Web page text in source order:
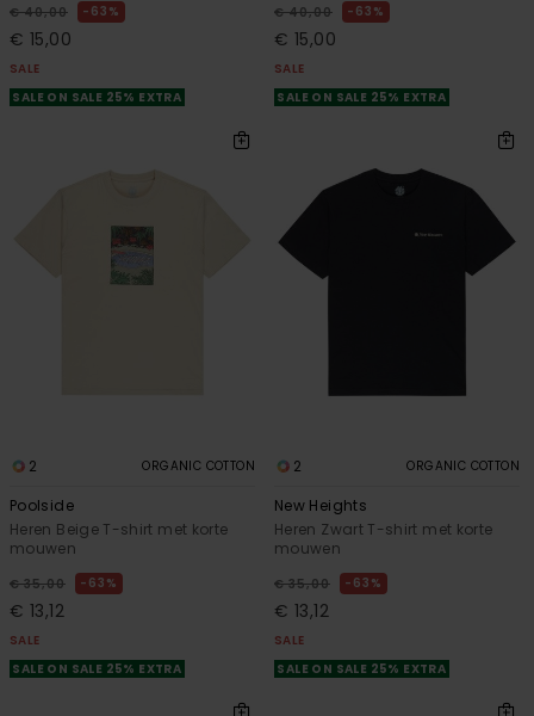
€ 40,00 63%
€ 15,00
SALE
SALE ON SALE 25% EXTRA
€ 40,00 63%
€ 15,00
SALE
SALE ON SALE 25% EXTRA
2 ORGANIC COTTON
Poolside
Heren Beige T-shirt met korte
mouwen
€ 35,00 63%
€ 13,12
SALE
SALE ON SALE 25% EXTRA
2 ORGANIC COTTON
New Heights
Heren Zwart T-shirt met korte
mouwen
€ 35,00 63%
€ 13,12
SALE
SALE ON SALE 25% EXTRA